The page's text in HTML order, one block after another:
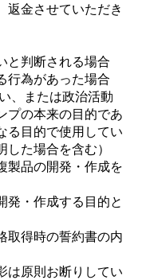
返金させていただき
と判断される場合
行為があった場合
、または政治活動
プの本来の目的であ
る目的で使用してい
た場合を含む）
製品の開発・作成を
発・作成する目的と
取得時の誓約書の内
は原則お断りしてい